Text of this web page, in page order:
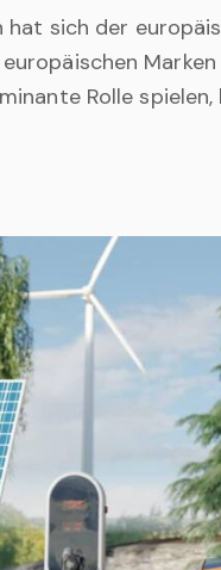
hat sich der
Rolle spielen,